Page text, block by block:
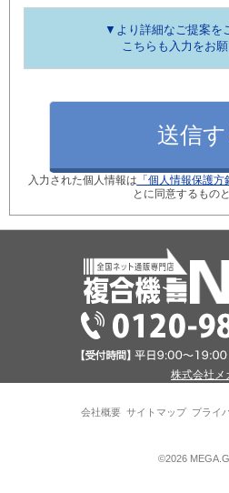
▼より詳細なご提案を
こちらも入力をお
月間使用枚数_カラー
ご検討のきっかけ
※現在のコピー機の後継機種を選定し
入力された個人情報は 「個人情報保護方
とに同意するもの
株式会社メ
会社概要 サイトマップ プライ
©2026